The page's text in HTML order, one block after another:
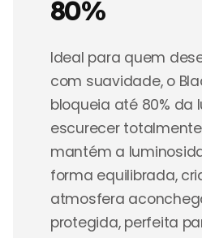
80%
Ideal para quem
com suavidade, o
bloqueia até 80% da
escurecer
mantém a
forma equilibrada,
atmosfera
protegida, perfeita